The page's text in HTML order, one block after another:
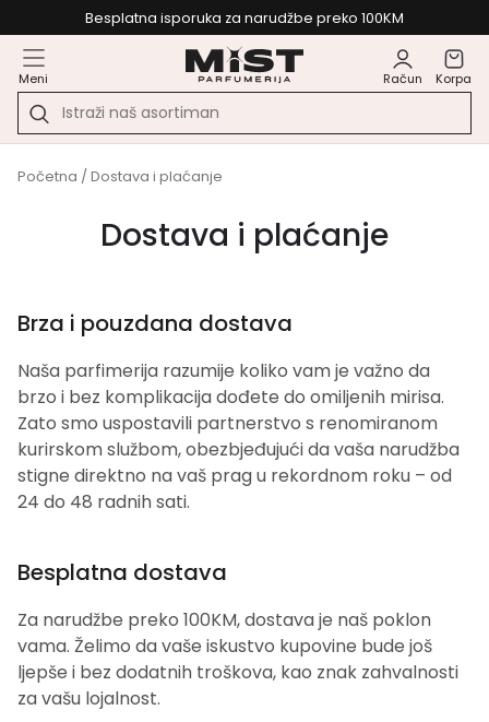
Besplatna isporuka za narudžbe preko 100KM
Meni Račun Korpa
Početna / Dostava i plaćanje
Dostava i plaćanje
Brza i pouzdana dostava
Naša parfimerija razumije koliko vam je važno da
brzo i bez komplikacija dođete do omiljenih mirisa.
Zato smo uspostavili partnerstvo s renomiranom
kurirskom službom, obezbjeđujući da vaša narudžba
stigne direktno na vaš prag u rekordnom roku – od
24 do 48 radnih sati.
Besplatna dostava
Za narudžbe preko 100KM, dostava je naš poklon
vama. Želimo da vaše iskustvo kupovine bude još
ljepše i bez dodatnih troškova, kao znak zahvalnosti
za vašu lojalnost.